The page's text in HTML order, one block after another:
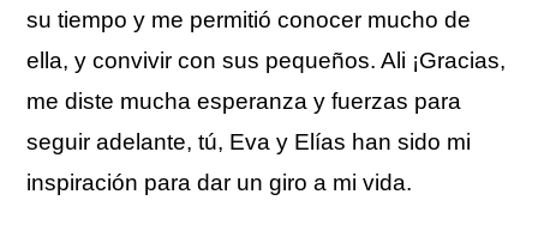
su tiempo y me permitió conocer mucho de
ella, y convivir con sus pequeños. Ali ¡Gracias,
me diste mucha esperanza y fuerzas para
seguir adelante, tú, Eva y Elías han sido mi
inspiración para dar un giro a mi vida.